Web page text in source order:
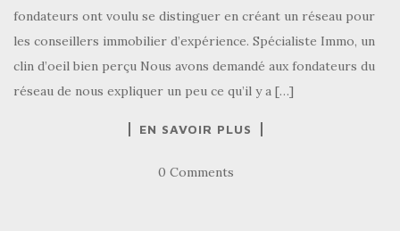
fondateurs ont voulu se distinguer en créant un réseau pour
les conseillers immobilier d’expérience. Spécialiste Immo, un
clin d’oeil bien perçu Nous avons demandé aux fondateurs du
réseau de nous expliquer un peu ce qu’il y a […]
EN SAVOIR PLUS
0 Comments